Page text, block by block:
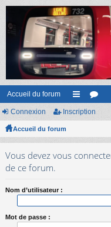
Accueil du forum
ac or
Connexion Inscription
Accueil du forum
Vous devez vous
de ce forum.
Nom d’utilisateur :
Mot de passe :